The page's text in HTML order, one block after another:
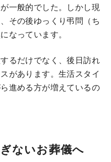
一般的でした。しかし現
その後ゆっくり弔問（ち
なっています。
るだけでなく、後日訪れ
があります。生活スタイ
進める方が増えているの
ないお葬儀へ